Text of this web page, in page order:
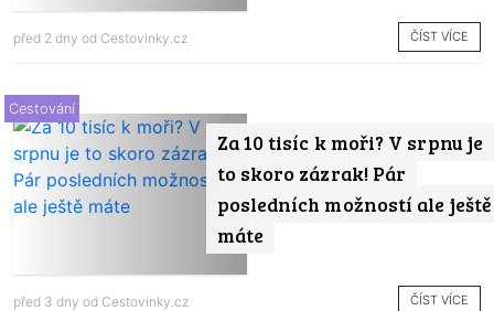
před 2 dny od Cestovinky.cz ČÍST VÍCE
Za 10 tisíc k moři? V srpnu je
to skoro zázrak! Pár
posledních možností ale ještě
máte
Cestování
před 3 dny od Cestovinky.cz ČÍST VÍCE